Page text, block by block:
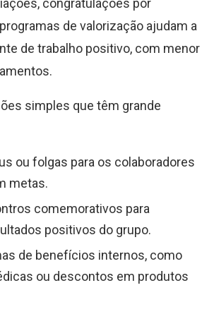
congratulações por
de valorização ajudam a
de trabalho positivo, com menor
simples que têm grande
ou folgas para os colaboradores
metas.
comemorativos para
positivos do grupo.
de benefícios internos, como
ou descontos em produtos